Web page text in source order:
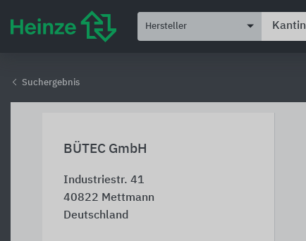
Hersteller
Suchergebnis
BÜTEC GmbH
Industriestr. 41
40822 Mettmann
Deutschland